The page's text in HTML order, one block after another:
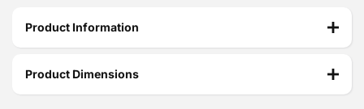
Product Information
Product Dimensions